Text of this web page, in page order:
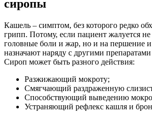
сиропы
Кашель – симптом, без которого редко
грипп. Потому, если пациент жалуется не
головные боли и жар, но и на першение
назначают наряду с другими
Сироп может быть разного действия:
Разжижающий мокроту;
Смягчающий раздраженную
Способствующий выведению
Устраняющий рефлекс кашля и